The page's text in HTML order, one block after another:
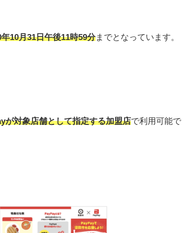
10月31日午後11時59分までとなっています。
が対象店舗として指定する加盟店で利用可能で